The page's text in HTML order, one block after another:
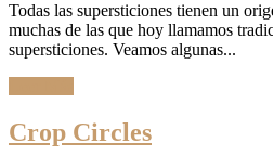
Todas las supersticiones tienen un
muchas de las que hoy llamamos
supersticiones. Veamos algunas...
Crop Circles